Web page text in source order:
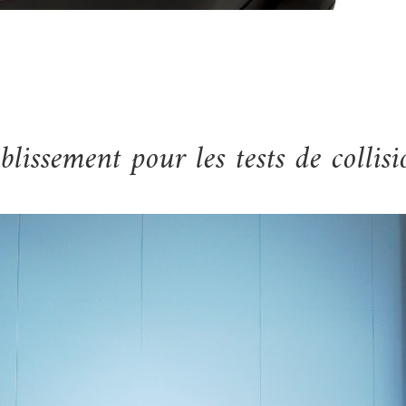
pour les tests de